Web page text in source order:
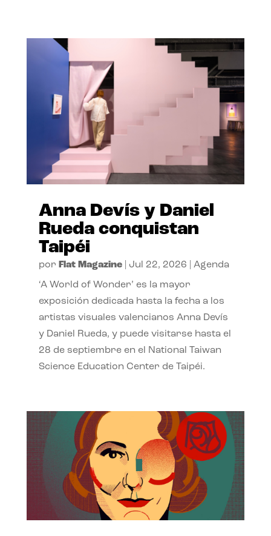
Anna Devís y Daniel
Rueda conquistan
Taipéi
por Flat Magazine| Jul 22, 2026 Agenda
‘A World of Wonder’ es la mayor
exposición dedicada hasta la fecha a los
artistas visuales valencianos Anna Devís
y Daniel Rueda, y puede visitarse hasta el
28 de septiembre en el National Taiwan
Science Education Center de Taipéi.